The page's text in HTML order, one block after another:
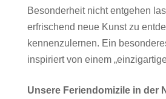
Besonderheit nicht entgehen
erfrischend neue Kunst zu
kennenzulernen. Ein
inspiriert von einem
Unsere Feriendomizile in der